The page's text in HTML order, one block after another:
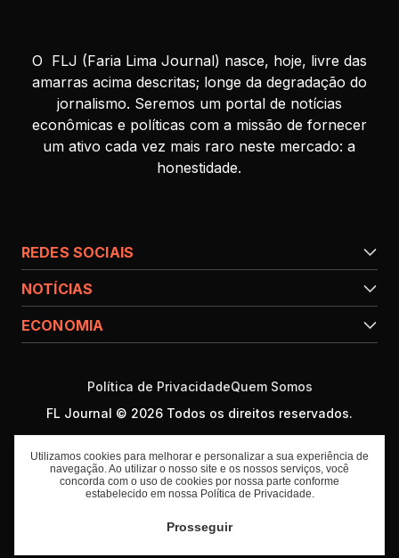
O FLJ (Faria Lima Journal) nasce, hoje, livre das
amarras acima descritas; longe da degradação do
jornalismo. Seremos um portal de notícias
econômicas e políticas com a missão de fornecer
um ativo cada vez mais raro neste mercado: a
honestidade.
REDES SOCIAIS
NOTÍCIAS
ECONOMIA
FL Journal © 2026 Todos os direitos reservados.
Política de PrivacidadeQuem Somos
Utilizamos cookies para melhorar e personalizar a sua experiência de
navegação. Ao utilizar o nosso site e os nossos serviços, você
concorda com o uso de cookies por nossa parte conforme
estabelecido em nossa Política de Privacidade.
Prosseguir